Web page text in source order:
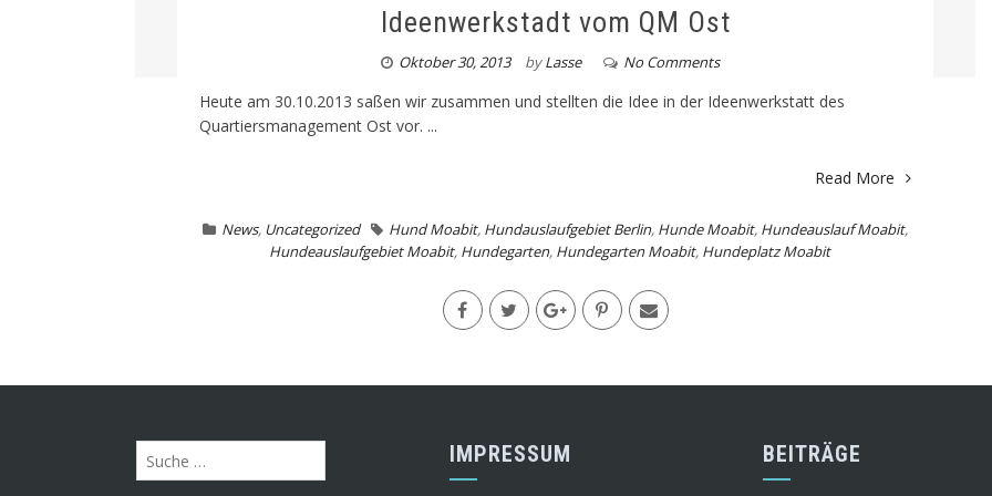
Ideenwerkstadt vom QM Ost
Oktober 30, 2013 byLasse No Comments
Heute am 30.10.2013 saßen wir zusammen und stellten die Idee in der Ideenwerkstatt des
Quartiersmanagement Ost vor. ...
Read More
News, Uncategorized Hund Moabit, Hundauslaufgebiet Berlin, Hunde Moabit, Hundeauslauf Moabit,
Hundeauslaufgebiet Moabit, Hundegarten, Hundegarten Moabit, Hundeplatz Moabit
Suche
nach:
IMPRESSUM BEITRÄGE